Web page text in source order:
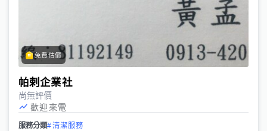
免費估價
帕剌企業社
尚無評價
歡迎來電
服務分類#清潔服務